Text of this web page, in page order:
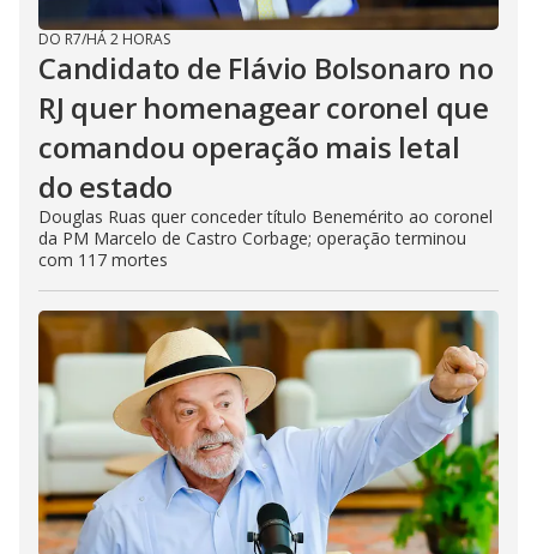
DO R7/HÁ 2 HORAS
Candidato de Flávio Bolsonaro no
RJ quer homenagear coronel que
comandou operação mais letal
do estado
Douglas Ruas quer conceder título Benemérito ao coronel
da PM Marcelo de Castro Corbage; operação terminou
com 117 mortes